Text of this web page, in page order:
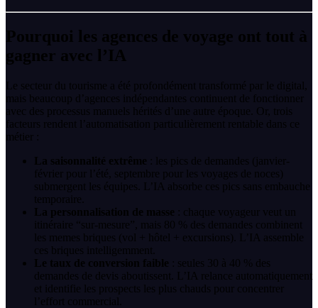
Pourquoi les agences de voyage ont tout à
gagner avec l’IA
Le secteur du tourisme a été profondément transformé par le digital,
mais beaucoup d’agences indépendantes continuent de fonctionner
avec des processus manuels hérités d’une autre époque. Or, trois
facteurs rendent l’automatisation particulièrement rentable dans ce
métier :
La saisonnalité extrême : les pics de demandes (janvier-
février pour l’été, septembre pour les voyages de noces)
submergent les équipes. L’IA absorbe ces pics sans embauche
temporaire.
La personnalisation de masse : chaque voyageur veut un
itinéraire “sur-mesure”, mais 80 % des demandes combinent
les memes briques (vol + hôtel + excursions). L’IA assemble
ces briques intelligemment.
Le taux de conversion faible : seules 30 à 40 % des
demandes de devis aboutissent. L’IA relance automatiquement
et identifie les prospects les plus chauds pour concentrer
l’effort commercial.